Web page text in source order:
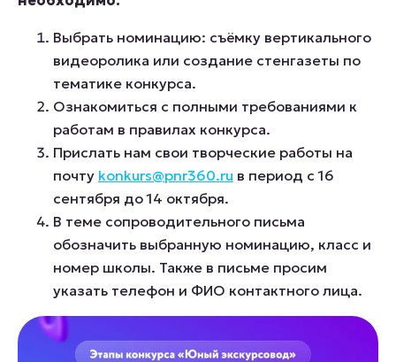
Выбрать номинацию: съёмку вертикального
видеоролика или создание стенгазеты по
тематике конкурса.
Ознакомиться с полными требованиями к
работам в правилах конкурса.
Прислать нам свои творческие работы на
почту konkurs@pnr360.ru в период с16
сентября до 14 октября.
В теме сопроводительного письма
обозначить выбранную номинацию, класс и
номер школы. Также в письме просим
указать телефон и ФИО контактного лица.